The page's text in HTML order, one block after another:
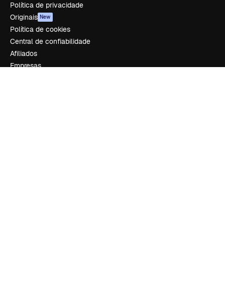
Política de privacidade
Originais New
Política de cookies
Central de confiabilidade
Afiliados
Empresas